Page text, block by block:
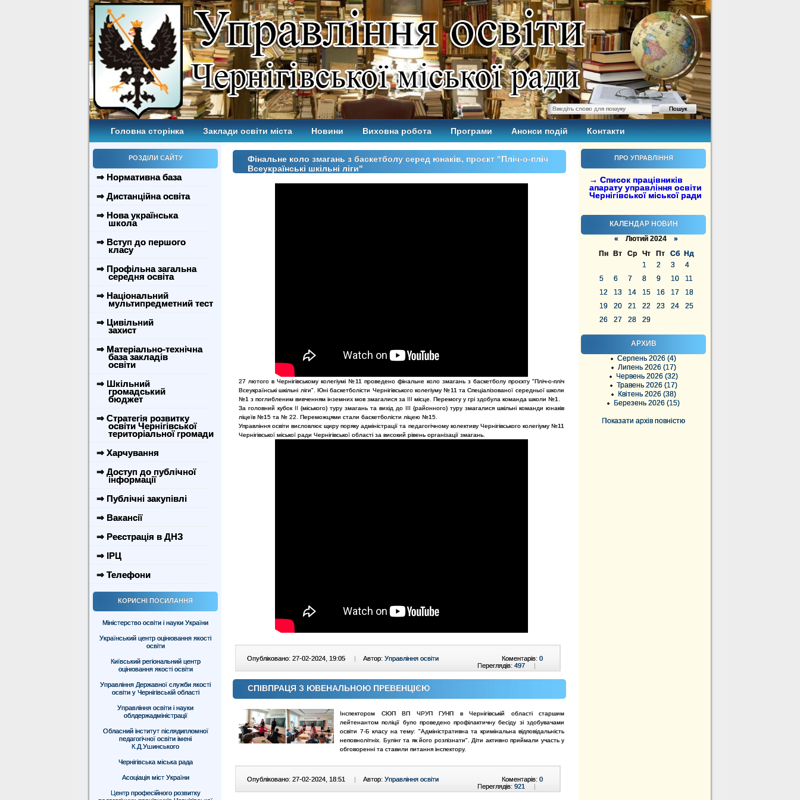
Головна сторінка Заклади освіти міста Новини Виховна робота Програми Анонси подій Контакти
РОЗДІЛИ САЙТУ
⇒ Нормативна база
⇒ Дистанційна освіта
⇒ Нова українська
школа
⇒ Вступ до першого
класу
⇒ Профільна загальна
середня освіта
⇒ Національний
мультипредметний тест
⇒ Цивільний
захист
⇒ Матеріально-технічна
база закладів
освіти
⇒ Шкільний
громадський
бюджет
⇒ Стратегія розвитку
освіти Чернігівської
територіальної громади
⇒ Харчування
⇒ Доступ до публічної
інформації
⇒ Публічні закупівлі
⇒ Вакансії
⇒ Реєстрація в ДНЗ
⇒ ІРЦ
⇒ Телефони
КОРИСНІ ПОСИЛАННЯ
Міністерство освіти і науки України
Український центр оцінювання якості
освіти
Київський регіональний центр
оцінювання якості освіти
Управління Державної служби якості
освіти у Чернігівській області
Управління освіти і науки
облдержадміністрації
Обласний інститут післядипломної
педагогічної освіти імені
К.Д.Ушинського
Чернігівська міська рада
Асоціація міст України
Центр професійного розвитку
ПРО УПРАВЛІННЯ
→ Список працівників
апарату управління освіти
Чернігівської міської ради
КАЛЕНДАР НОВИН
« Лютий 2024 »
Пн
Вт Ср Чт Пт Сб
Нд
1
2 3
4
5
6 7 8 9 10
11
12
13 14 15 16 17
18
19
20 21 22 23 24
25
26
27 28 29
АРХИВ
Серпень 2026 (4)
Липень 2026 (17)
Червень 2026 (32)
Травень 2026 (17)
Квітень 2026 (38)
Березень 2026 (15)
Показати архів повністю
Фінальне коло змагань з баскетболу серед юнаків, проєкт "Пліч-о-пліч
Всеукраїнські шкільні ліги"
27 лютого в Чернігівському колегіумі №11 проведено фінальне коло змагань з баскетболу проєкту "Пліч-о-пліч
Всеукраїнські шкільні ліги". Юні баскетболісти Чернігівського колегіуму №11 та Спеціалізованої середньої школи
№1 з поглибленим вивченням інземних мов змагалися за ІІІ місце. Перемогу у грі здобула команда школи №1.
За головний кубок ІІ (міського) туру змагань та вихід до ІІІ (районного) туру змагалися шкільні команди юнаків
ліцеїв №15 та № 22. Переможцями стали баскетболісти ліцею №15.
Управління освіти висловлює щиру поряку адміністрації та педагогічному колективу Чернігівського колегіуму №11
Чернігівської міської ради Чернігівської області за високий рівень організації змагань.
Опубліковано: 27-02-2024, 19:05 | Автор: Управління освіти Коментарів: 0
Переглядів: 497 |
СПІВПРАЦЯ З ЮВЕНАЛЬНОЮ ПРЕВЕНЦІЄЮ
Інспектором СЮП ВП ЧРУП ГУНП в Чернігівській області старшим
лейтенантом поліції було проведено профілактичну бесіду зі здобувачами
освіти 7-Б класу на тему: "Адміністративна та кримінальна відповідальність
неповнолітніх. Булінг та як його розпізнати". Діти активно приймали участь у
обговоренні та ставили питання інспектору.
Опубліковано: 27-02-2024, 18:51 | Автор: Управління освіти Коментарів: 0
Переглядів: 921 |